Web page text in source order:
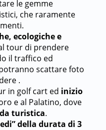
le gemme
che raramente
ecologiche e
tour di prendere
il traffico ed
scattare foto
.
in golf cart ed inizio
e al Palatino, dove
turistica.
della durata di 3